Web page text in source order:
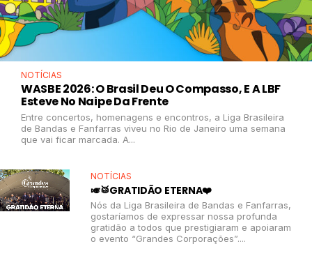
NOTÍCIAS
WASBE 2026: O Brasil Deu O Compasso, E A LBF
Esteve No Naipe Da Frente
Entre concertos, homenagens e encontros, a Liga Brasileira
de Bandas e Fanfarras viveu no Rio de Janeiro uma semana
que vai ficar marcada. A...
NOTÍCIAS
🎺🥁GRATIDÃO ETERNA❤️
Nós da Liga Brasileira de Bandas e Fanfarras,
gostaríamos de expressar nossa profunda
gratidão a todos que prestigiaram e apoiaram
o evento “Grandes Corporações”....